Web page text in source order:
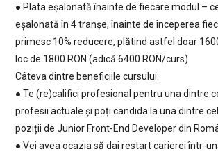
● Plata eșalonată înainte de fiecare modul –
eșalonată în 4 tranșe, înainte de începerea
primesc 10% reducere, plătind astfel doar
loc de 1800 RON (adică 6400 RON/curs)
Câteva dintre beneficiile cursului:
● Te (re)califici profesional pentru una dintre
profesii actuale și poți candida la una dintre
poziții de Junior Front-End Developer din
● Vei avea ocazia să dai restart carierei într-